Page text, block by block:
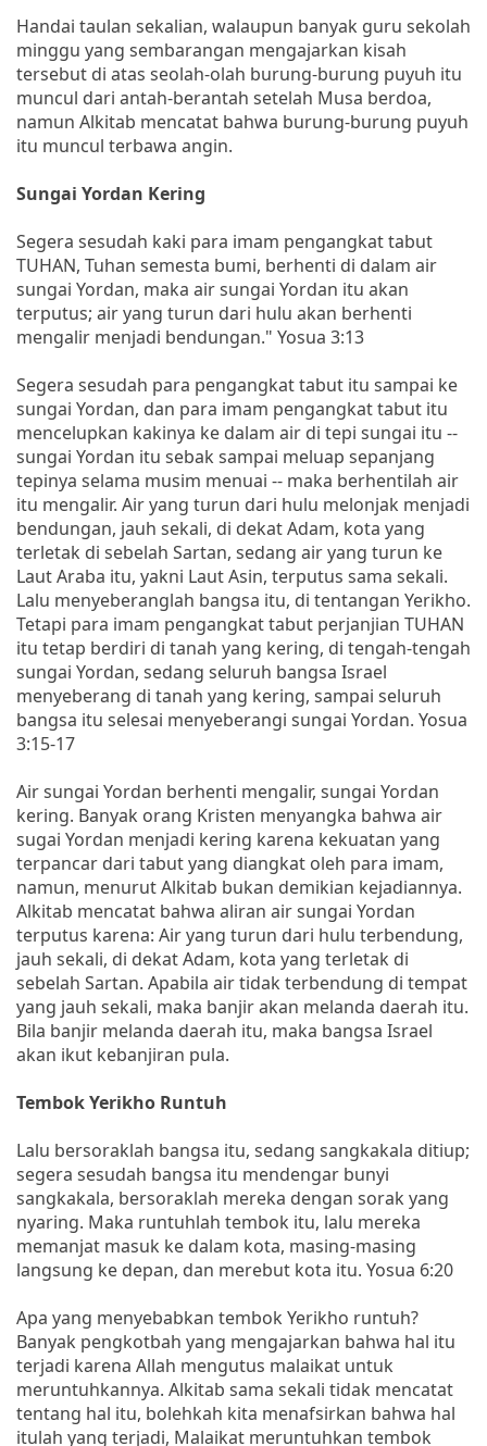
Handai taulan sekalian, walaupun banyak guru sekolah
minggu yang sembarangan mengajarkan kisah
tersebut di atas seolah-olah burung-burung puyuh itu
muncul dari antah-berantah setelah Musa berdoa,
namun Alkitab mencatat bahwa burung-burung puyuh
itu muncul terbawa angin.
Sungai Yordan Kering
Segera sesudah kaki para imam pengangkat tabut
TUHAN, Tuhan semesta bumi, berhenti di dalam air
sungai Yordan, maka air sungai Yordan itu akan
terputus; air yang turun dari hulu akan berhenti
mengalir menjadi bendungan." Yosua 3:13
Segera sesudah para pengangkat tabut itu sampai ke
sungai Yordan, dan para imam pengangkat tabut itu
mencelupkan kakinya ke dalam air di tepi sungai itu --
sungai Yordan itu sebak sampai meluap sepanjang
tepinya selama musim menuai -- maka berhentilah air
itu mengalir. Air yang turun dari hulu melonjak menjadi
bendungan, jauh sekali, di dekat Adam, kota yang
terletak di sebelah Sartan, sedang air yang turun ke
Laut Araba itu, yakni Laut Asin, terputus sama sekali.
Lalu menyeberanglah bangsa itu, di tentangan Yerikho.
Tetapi para imam pengangkat tabut perjanjian TUHAN
itu tetap berdiri di tanah yang kering, di tengah-tengah
sungai Yordan, sedang seluruh bangsa Israel
menyeberang di tanah yang kering, sampai seluruh
bangsa itu selesai menyeberangi sungai Yordan. Yosua
3:15-17
Air sungai Yordan berhenti mengalir, sungai Yordan
kering. Banyak orang Kristen menyangka bahwa air
sugai Yordan menjadi kering karena kekuatan yang
terpancar dari tabut yang diangkat oleh para imam,
namun, menurut Alkitab bukan demikian kejadiannya.
Alkitab mencatat bahwa aliran air sungai Yordan
terputus karena: Air yang turun dari hulu terbendung,
jauh sekali, di dekat Adam, kota yang terletak di
sebelah Sartan. Apabila air tidak terbendung di tempat
yang jauh sekali, maka banjir akan melanda daerah itu.
Bila banjir melanda daerah itu, maka bangsa Israel
akan ikut kebanjiran pula.
Tembok Yerikho Runtuh
Lalu bersoraklah bangsa itu, sedang sangkakala ditiup;
segera sesudah bangsa itu mendengar bunyi
sangkakala, bersoraklah mereka dengan sorak yang
nyaring. Maka runtuhlah tembok itu, lalu mereka
memanjat masuk ke dalam kota, masing-masing
langsung ke depan, dan merebut kota itu. Yosua 6:20
Apa yang menyebabkan tembok Yerikho runtuh?
Banyak pengkotbah yang mengajarkan bahwa hal itu
terjadi karena Allah mengutus malaikat untuk
meruntuhkannya. Alkitab sama sekali tidak mencatat
tentang hal itu, bolehkah kita menafsirkan bahwa hal
itulah yang terjadi, Malaikat meruntuhkan tembok